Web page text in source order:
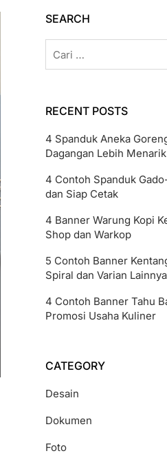
SEARCH
untuk:
RECENT POSTS
4 Spanduk Aneka
Dagangan Lebih Menarik
4 Contoh Spanduk
dan Siap Cetak
4 Banner Warung Kopi
Shop dan Warkop
5 Contoh Banner
Spiral dan Varian Lainnya
4 Contoh Banner Tahu
Promosi Usaha Kuliner
CATEGORY
Desain
Dokumen
Foto